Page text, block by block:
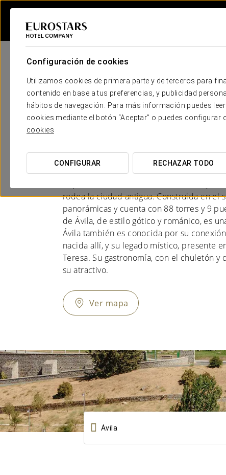
Configuración de cookies
Utilizamos cookies de primera parte y de terceros para
contenido en base a tus preferencias, y publicidad
hábitos de navegación. Para más información puedes
cookies mediante el botón “Aceptar” o puedes configurar
cookies
CONFIGURAR RECHAZAR TODO
Hoteles en Ávila
Ávila, una joya medieval en el corazón de
rodea la ciudad antigua. Construida en el
panorámicas y cuenta con 88 torres y 9
de Ávila, de estilo gótico y románico, es
Ávila también es conocida por su
nacida allí, y su legado místico, presente
Teresa. Su gastronomía, con el chuletón
su atractivo.
Ver mapa
